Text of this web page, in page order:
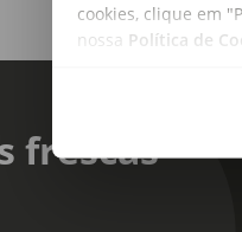
cookies, clique em
nossa Política de
frescas